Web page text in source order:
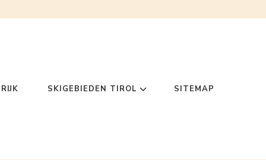
SKIGEBIEDEN TIROL SITEMAP